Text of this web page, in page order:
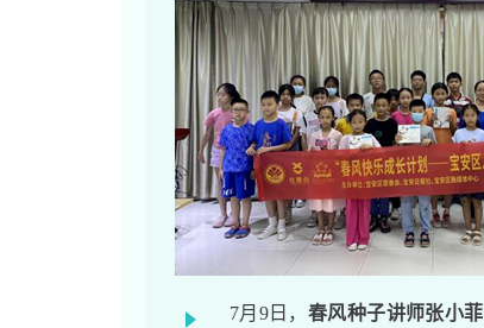
7月9日， 春风种子讲师张小菲